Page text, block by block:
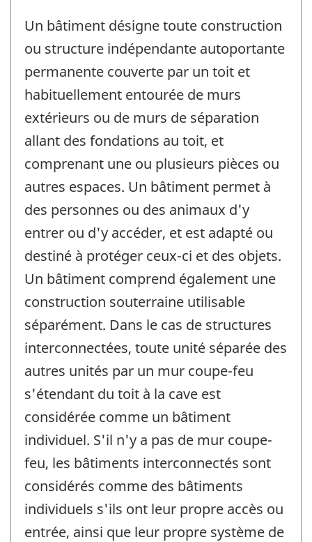
Un bâtiment désigne toute construction
ou structure indépendante autoportante
permanente couverte par un toit et
habituellement entourée de murs
extérieurs ou de murs de séparation
allant des fondations au toit, et
comprenant une ou plusieurs pièces ou
autres espaces. Un bâtiment permet à
des personnes ou des animaux d'y
entrer ou d'y accéder, et est adapté ou
destiné à protéger ceux-ci et des objets.
Un bâtiment comprend également une
construction souterraine utilisable
séparément. Dans le cas de structures
interconnectées, toute unité séparée des
autres unités par un mur coupe-feu
s'étendant du toit à la cave est
considérée comme un bâtiment
individuel. S'il n'y a pas de mur coupe-
feu, les bâtiments interconnectés sont
considérés comme des bâtiments
individuels s'ils ont leur propre accès ou
entrée, ainsi que leur propre système de